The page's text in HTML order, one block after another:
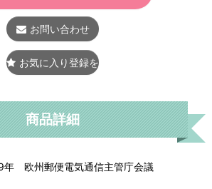
お問い合わせ
お気に入り登録をする
商品詳細
欧州郵便電気通信主管庁会議